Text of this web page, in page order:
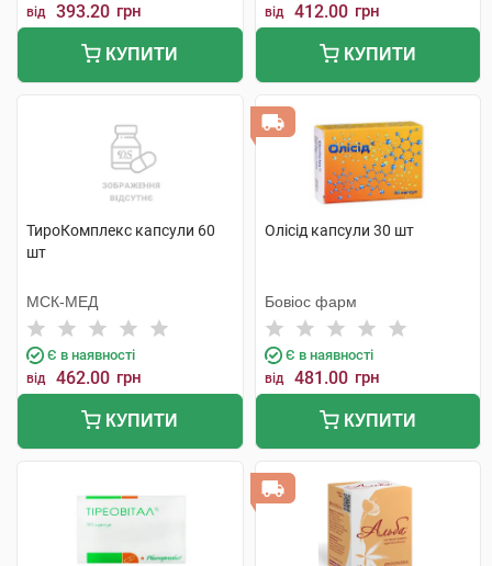
від 393.20 грн
КУПИТИ
від 412.00 грн
КУПИТИ
ТироКомплекс капсули 60
шт
МСК-МЕД
Є в наявності
від 462.00 грн
КУПИТИ
Олісід капсули 30 шт
Бовіос фарм
Є в наявності
від 481.00 грн
КУПИТИ